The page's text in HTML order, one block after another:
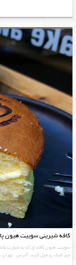
کافه شیرینی سوییت هیون
سوییت هیون کافه ای که به صورت
چیز کیک رو میل کنید. آدرس : تهران ،